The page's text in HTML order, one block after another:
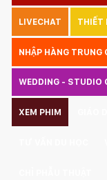
LIVECHAT THIẾT
NHẬP HÀNG TRUNG
WEDDING - STUDIO
XEM PHIM